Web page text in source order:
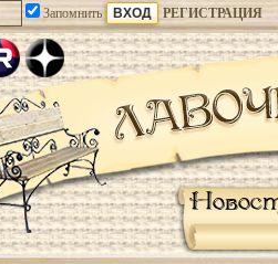
Запомнить РЕГИСТРАЦИЯ